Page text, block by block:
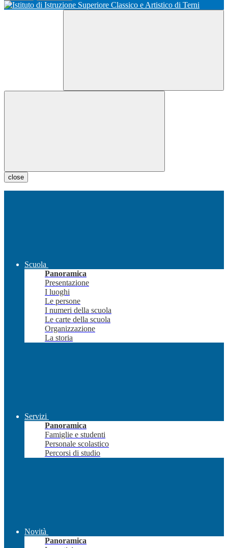
close
Scuola
Panoramica
Presentazione
I luoghi
Le persone
I numeri della scuola
Le carte della scuola
Organizzazione
La storia
Servizi
Panoramica
Famiglie e studenti
Personale scolastico
Percorsi di studio
Novità
Panoramica